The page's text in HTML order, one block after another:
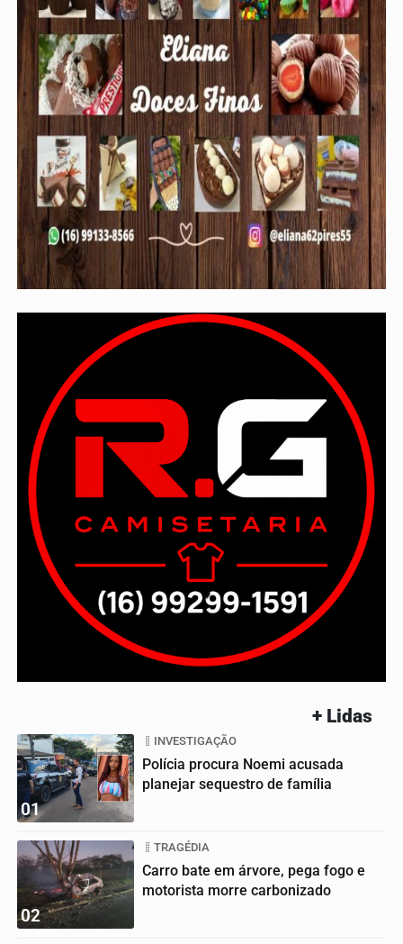
+ Lidas
01
INVESTIGAÇÃO
Polícia procura Noemi acusada
planejar sequestro de família
02
TRAGÉDIA
Carro bate em árvore, pega fogo e
motorista morre carbonizado